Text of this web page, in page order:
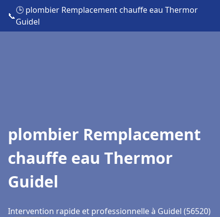
📞
🕒 plombier Remplacement chauffe eau Thermor
Guidel
plombier Remplacement
chauffe eau Thermor
Guidel
Intervention rapide et professionnelle à Guidel (56520)